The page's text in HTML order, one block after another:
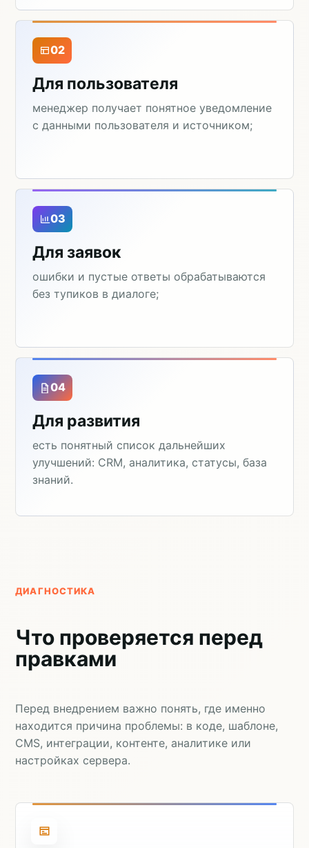
02
Для пользователя
менеджер получает понятное уведомление
с данными пользователя и источником;
03
Для заявок
ошибки и пустые ответы обрабатываются
без тупиков в диалоге;
04
Для развития
есть понятный список дальнейших
улучшений: CRM, аналитика, статусы, база
знаний.
ДИАГНОСТИКА
Что проверяется перед
правками
Перед внедрением важно понять, где именно
находится причина проблемы: в коде, шаблоне,
CMS, интеграции, контенте, аналитике или
настройках сервера.